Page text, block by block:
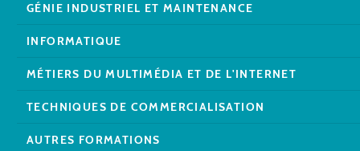
GÉNIE INDUSTRIEL ET MAINTENANCE
INFORMATIQUE
MÉTIERS DU MULTIMÉDIA ET DE L'INTERNET
TECHNIQUES DE COMMERCIALISATION
AUTRES FORMATIONS